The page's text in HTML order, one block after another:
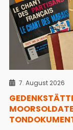
7. August 2026